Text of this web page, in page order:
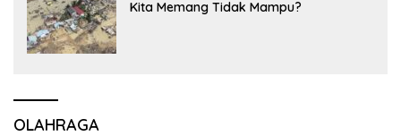
Kita Memang Tidak Mampu?
OLAHRAGA